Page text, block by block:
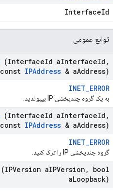
InterfaceId
توابع عمومی
(InterfaceId aInterfaceId ,
const IPAddress & aAddress)
INET_ERROR
به یک گروه چندپخشی IP بپیوندید.
(InterfaceId aInterfaceId ,
const IPAddress & aAddress)
INET_ERROR
گروه چندپخشی IP را ترک کنید.
(IPVersion aIPVersion ,
bool
aLoopback)